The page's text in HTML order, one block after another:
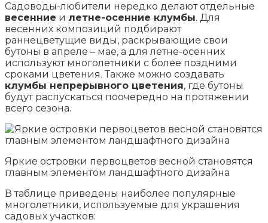
Садоводы-любители нередко делают отдельные
весенние и летне-осенние клумбы. Для
весенних композиций подбирают
раннецветущие виды, раскрывающие свои
бутоны в апреле – мае, а для летне-осенних
используют многолетники с более поздними
сроками цветения. Также можно создавать
клумбы непрерывного цветения, где бутоны
будут распускаться поочередно на протяжении
всего сезона.
Яркие островки первоцветов весной становятся
главным элементом ландшафтного дизайна
В таблице приведены наиболее популярные
многолетники, используемые для украшения
садовых участков: